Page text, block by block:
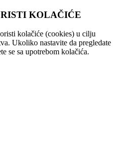
KOLAČIĆE
kolačiće (cookies) u cilju
Ukoliko nastavite da pregledate
se sa upotrebom kolačića.